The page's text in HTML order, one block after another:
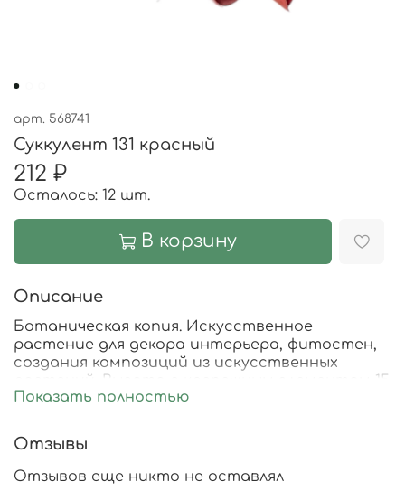
арт. 568741
Суккулент 131 красный
212 ₽
Осталось: 12 шт.
В корзину
Описание
Ботаническая копия. Искусственное
растение для декора интерьера, фитостен,
создания композиций из искусственных
растений. Высота с крепежным элементом 15
см, диаметр 10 см.
Показать полностью
Отзывы
Отзывов еще никто не оставлял